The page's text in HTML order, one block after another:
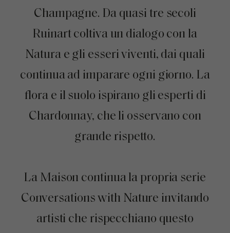
Champagne. Da quasi tre secoli
Ruinart coltiva un dialogo con la
Natura e gli esseri viventi, dai quali
continua ad imparare ogni giorno. La
flora e il suolo ispirano gli esperti di
Chardonnay, che li osservano con
grande rispetto.
La Maison continua la propria serie
Conversations with Nature invitando
artisti che rispecchiano questo